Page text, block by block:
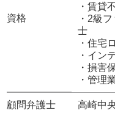
資格
・賃貸
・2級
士
・住宅
・イン
・損害
・管理
顧問弁護士 高崎中